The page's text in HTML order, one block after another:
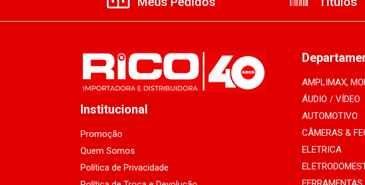
Institucional
Promoção
Quem Somos
Política de Privacidade
AMPLIMAX,
ÁUDIO / VÍDEO
AUTOMOTIVO
CÂMERAS &
ELETRICA